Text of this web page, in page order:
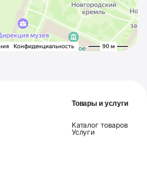
Товары и услуги
Каталог товаров
Услуги